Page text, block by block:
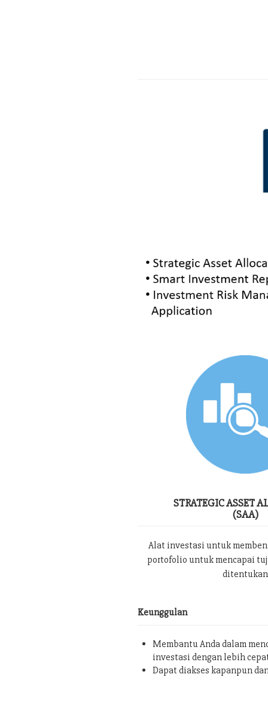
STRATEGIC ASSET
(SAA)
Alat investasi untuk
portofolio untuk mencapai
ditentukan
Keunggulan
Membantu Anda dalam
investasi dengan lebih
Dapat diakses kapanpun